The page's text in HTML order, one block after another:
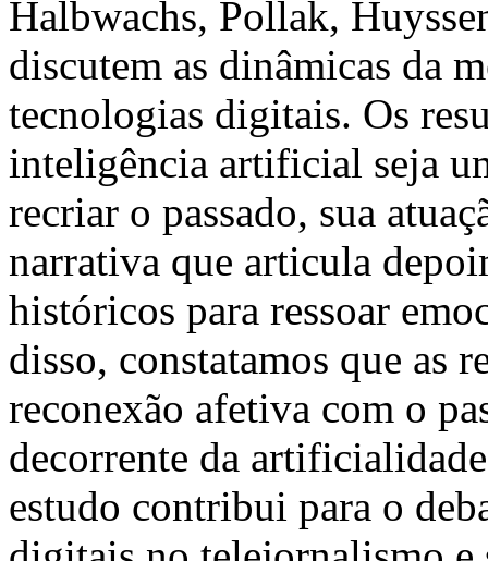
Halbwachs, Pollak,
discutem as dinâmicas da
tecnologias digitais. Os
inteligência artificial seja
recriar o passado, sua
narrativa que articula
históricos para ressoar
disso, constatamos que as
reconexão afetiva com o
decorrente da
estudo contribui para o